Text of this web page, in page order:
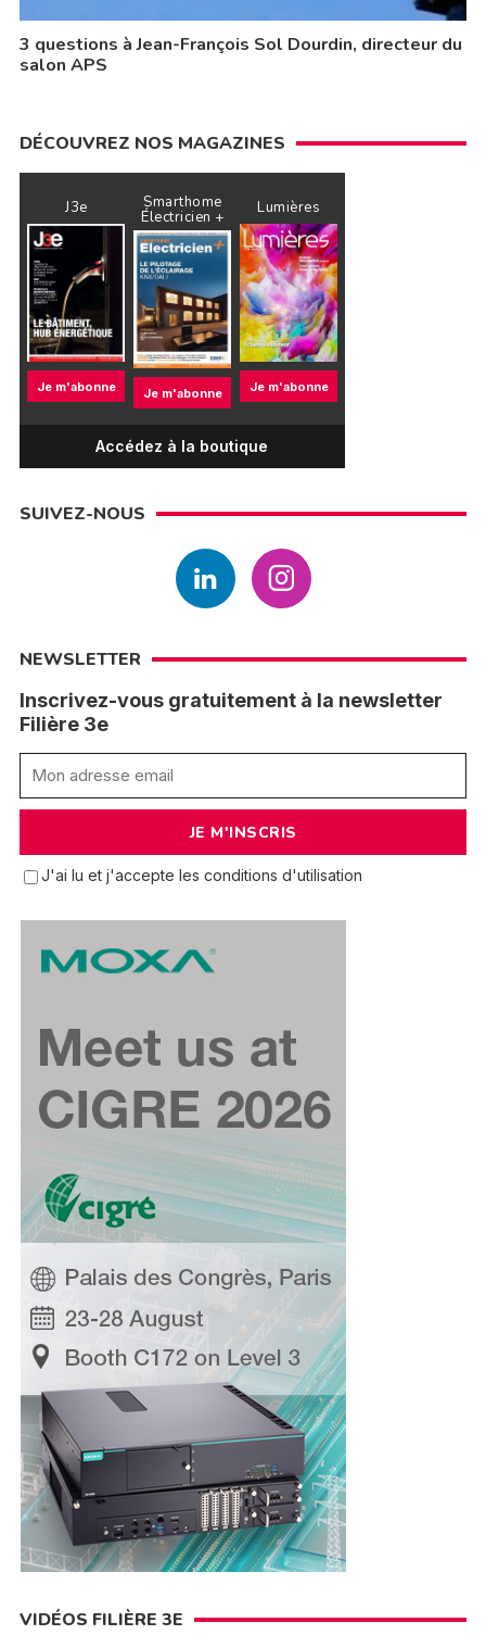
3 questions à Jean-François Sol Dourdin, directeur du
salon APS
DÉCOUVREZ NOS MAGAZINES
J3e
Je m'abonne
Smarthome
Électricien +
Je m'abonne
Lumières
Je m'abonne
Accédez à la boutique
SUIVEZ-NOUS
NEWSLETTER
Inscrivez-vous gratuitement à la newsletter
Filière 3e
J'ai lu et j'accepte les conditions d'utilisation
VIDÉOS FILIÈRE 3E